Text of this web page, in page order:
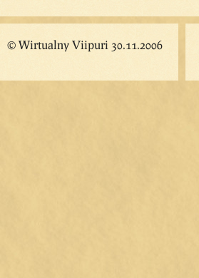
© Wirtualny Viipuri 30.11.2006